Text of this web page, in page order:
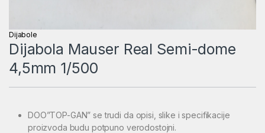
Dijabole
Dijabola Mauser Real Semi-dome
4,5mm 1/500
DOO”TOP-GAN” se trudi da opisi, slike i specifikacije
proizvoda budu potpuno verodostojni.